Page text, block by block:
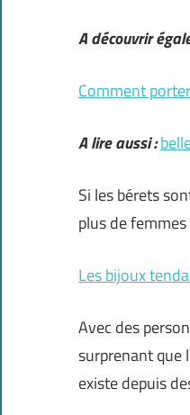
A découvrir
Comment
A lire aussi :
Si les bérets
plus de
Les bijoux
Avec des
surprenant que
existe depuis